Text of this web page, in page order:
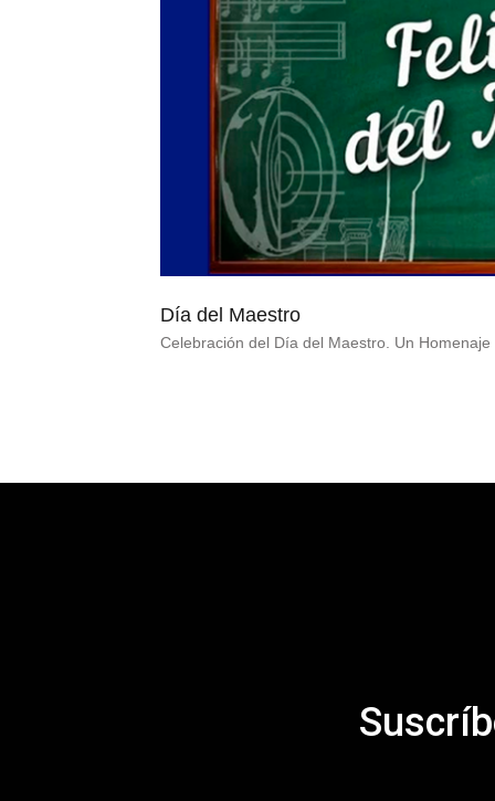
Día del Maestro
Celebración del Día del Maestro. Un